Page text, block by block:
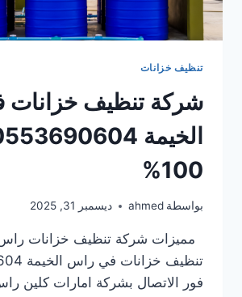
تنظيف خزانات
شركة تنظيف
100%
بواسطة ahmed ديسمبر 31, 2025
مميزات شركة تنظيف خزانات
تنظيف
فور الاتصال بشركة امارات كلين